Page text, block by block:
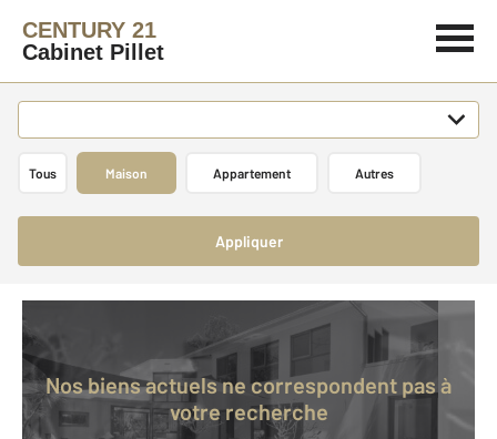
CENTURY 21
Cabinet Pillet
Tous Maison Appartement Autres
Appliquer
Nos biens actuels ne correspondent pas à
votre recherche